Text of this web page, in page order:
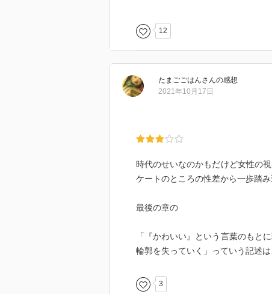
実は本書は２０年もまえに発行さ
めてところどころに挿入されてい
校～大学時代がちょっと懐かしく
12
たまごごはんさんの感想
2021年10月17日
時代のせいなのかもだけど女性の
ケートのところの性差から一歩踏
最後の章の
「『かわいい』という言葉のもと
輪郭を失っていく」っていう記述
3